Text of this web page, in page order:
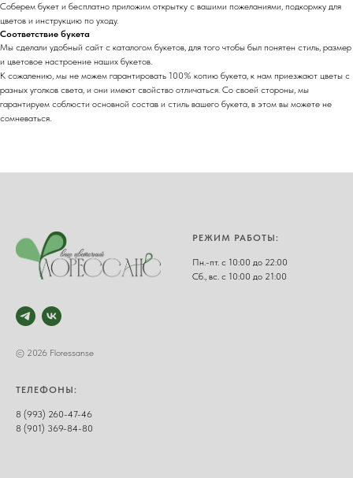
Соберем букет и бесплатно приложим открытку с вашими пожеланиями, подкормку для
цветов и инструкцию по уходу.
Соответствие букета
Мы сделали удобный сайт с каталогом букетов, для того чтобы был понятен стиль, размер
и цветовое настроение наших букетов.
К сожалению, мы не можем гарантировать 100% копию букета, к нам приезжают цветы с
разных уголков света, и они имеют свойство отличаться. Со своей стороны, мы
гарантируем соблюсти основной состав и стиль вашего букета, в этом вы можете не
сомневаться.
© 2026 Floressanse
РЕЖИМ РАБОТЫ:
Пн.-пт. с 10:00 до 22:00
Сб., вс. с 10:00 до 21:00
ТЕЛЕФОНЫ:
8 (993) 260-47-46
8 (901) 369-84-80